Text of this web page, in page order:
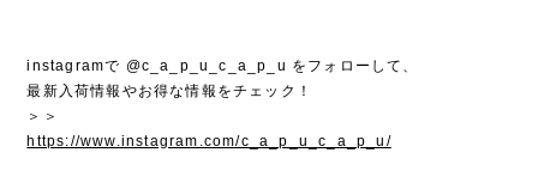
instagramで @c_a_p_u_c_a_p_u をフォローして、
最新入荷情報やお得な情報をチェック！
＞＞
https://www.instagram.com/c_a_p_u_c_a_p_u/